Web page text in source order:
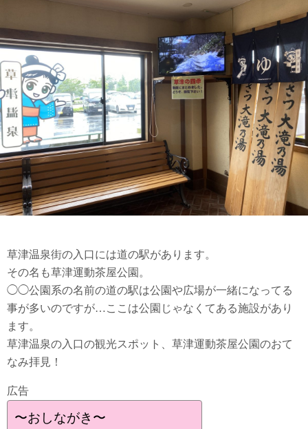
草津温泉街の入口には道の駅があります。
その名も草津運動茶屋公園。
◯◯公園系の名前の道の駅は公園や広場が一緒になってる
事が多いのですが…ここは公園じゃなくてある施設があり
ます。
草津温泉の入口の観光スポット、草津運動茶屋公園のおて
なみ拝見！
広告
〜おしながき〜